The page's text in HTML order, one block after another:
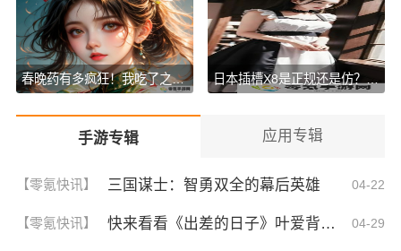
春晚药有多疯狂！我吃了之后竟然这样变了，大家都震惊了！
手游专辑 应用专辑
【零氪快讯】 三国谋士：智勇双全的幕后英雄 04-22
【零氪快讯】 快来看看《出差的日子》叶爱背后的深刻故事！竟然让人泪崩的原因 04-29